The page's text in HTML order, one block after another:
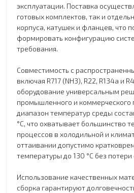
эксплуатации. Поставка
готовых комплектов, так и
корпуса, катушек и фланцев, что
формировать конфигурацию
требования.
Совместимость с
включая R717 (NH3), R22, R134a и
оборудование универсальным
промышленного и коммерческого
диапазон температур среды
°C, что охватывает большинство
процессов в холодильной и
оттаивании допустимо
температуры до 130 °C без
Использование качественных
сборка гарантируют